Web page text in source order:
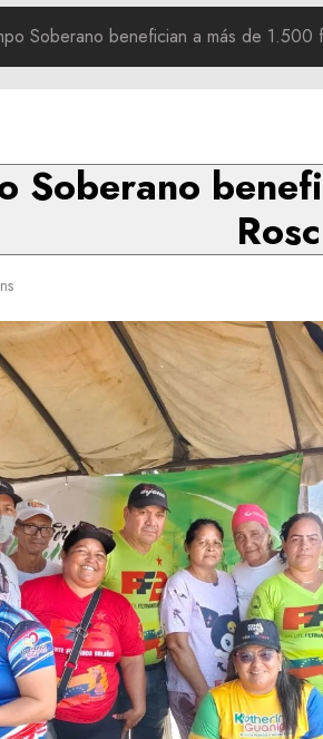
Soberano benefician a más de 1.500
Soberano